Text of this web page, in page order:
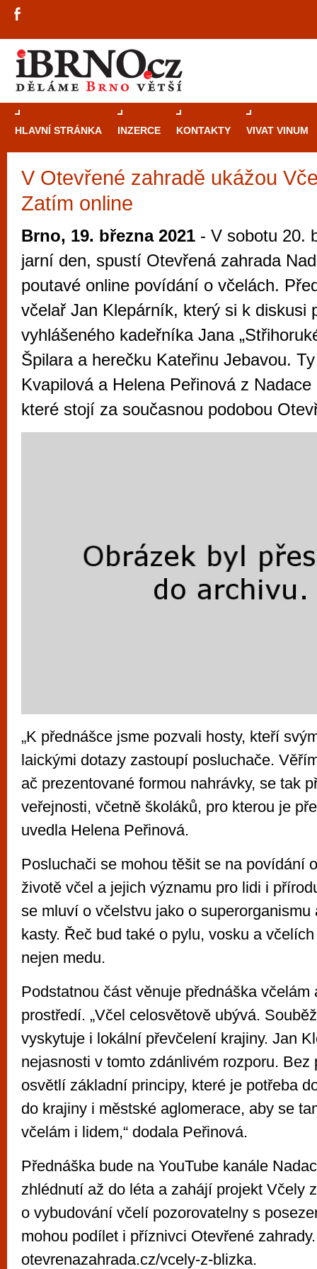
HLAVNÍ STRÁNKA INZERCE KONTAKTY VIVAT VINUM
V Otevřené zahradě ukážou
Zatím online
Brno, 19. března 2021 - V sobotu 20.
jarní den, spustí Otevřená zahrada
poutavé online povídání o včelách.
včelař Jan Klepárník, který si k diskusi
vyhlášeného kadeřníka Jana
Špilara a herečku Kateřinu Jebavou.
Kvapilová a Helena Peřinová z
které stojí za současnou podobou
„K přednášce jsme pozvali hosty, kteří
laickými dotazy zastoupí posluchače.
ač prezentované formou nahrávky, se tak
veřejnosti, včetně školáků, pro kterou je
uvedla Helena Peřinová.
Posluchači se mohou těšit se na povídání
životě včel a jejich významu pro lidi i
se mluví o včelstvu jako o superorganismu
kasty. Řeč bud také o pylu, vosku a
nejen medu.
Podstatnou část věnuje přednáška včelám
prostředí. „Včel celosvětově ubývá.
vyskytuje i lokální převčelení krajiny. Jan
nejasnosti v tomto zdánlivém rozporu. Bez
osvětlí základní principy, které je potřeba
do krajiny i městské aglomerace, aby se
včelám i lidem,“ dodala Peřinová.
Přednáška bude na YouTube kanále
zhlédnutí až do léta a zahájí projekt Včely
o vybudování včelí pozorovatelny s
mohou podílet i příznivci Otevřené
otevrenazahrada.cz/vcely-z-blizka.
Průvodce
Brno je
zajímavé
restaurace,
Mimo jiné je ale také místem, kde si
vyzkoušet různé kasinové hry. V
metropoli naleznete širokou nabídku her
po moderní automaty jak pro pravidelné
příležitostné hráče. V...